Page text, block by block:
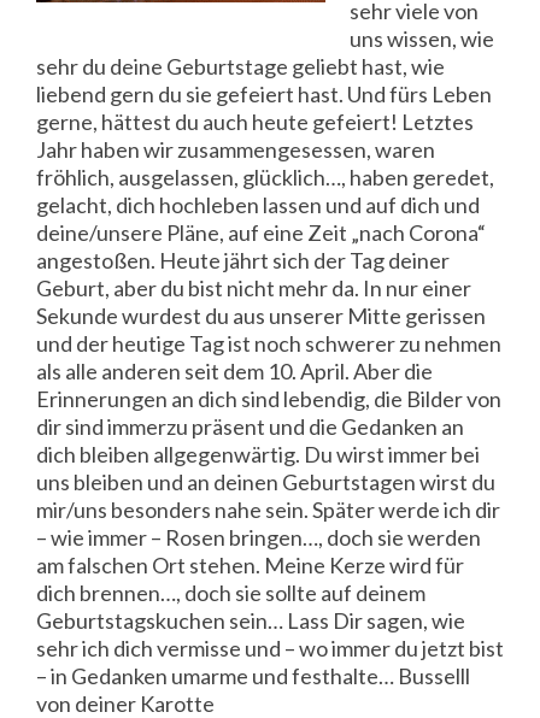
sehr viele von
uns wissen, wie
sehr du deine Geburtstage geliebt hast, wie
liebend gern du sie gefeiert hast. Und fürs Leben
gerne, hättest du auch heute gefeiert! Letztes
Jahr haben wir zusammengesessen, waren
fröhlich, ausgelassen, glücklich…, haben geredet,
gelacht, dich hochleben lassen und auf dich und
deine/unsere Pläne, auf eine Zeit „nach Corona“
angestoßen. Heute jährt sich der Tag deiner
Geburt, aber du bist nicht mehr da. In nur einer
Sekunde wurdest du aus unserer Mitte gerissen
und der heutige Tag ist noch schwerer zu nehmen
als alle anderen seit dem 10. April. Aber die
Erinnerungen an dich sind lebendig, die Bilder von
dir sind immerzu präsent und die Gedanken an
dich bleiben allgegenwärtig. Du wirst immer bei
uns bleiben und an deinen Geburtstagen wirst du
mir/uns besonders nahe sein. Später werde ich dir
– wie immer – Rosen bringen…, doch sie werden
am falschen Ort stehen. Meine Kerze wird für
dich brennen…, doch sie sollte auf deinem
Geburtstagskuchen sein… Lass Dir sagen, wie
sehr ich dich vermisse und – wo immer du jetzt bist
– in Gedanken umarme und festhalte… Busselll
von deiner Karotte